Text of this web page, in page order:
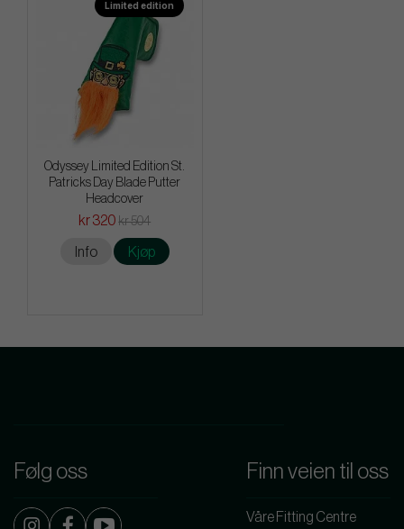
Limited edition
Odyssey Limited Edition St.
Patricks Day Blade Putter
Headcover
kr 320 kr 504
Info Kjøp
Følg oss Finn veien til oss
Våre Fitting Centre